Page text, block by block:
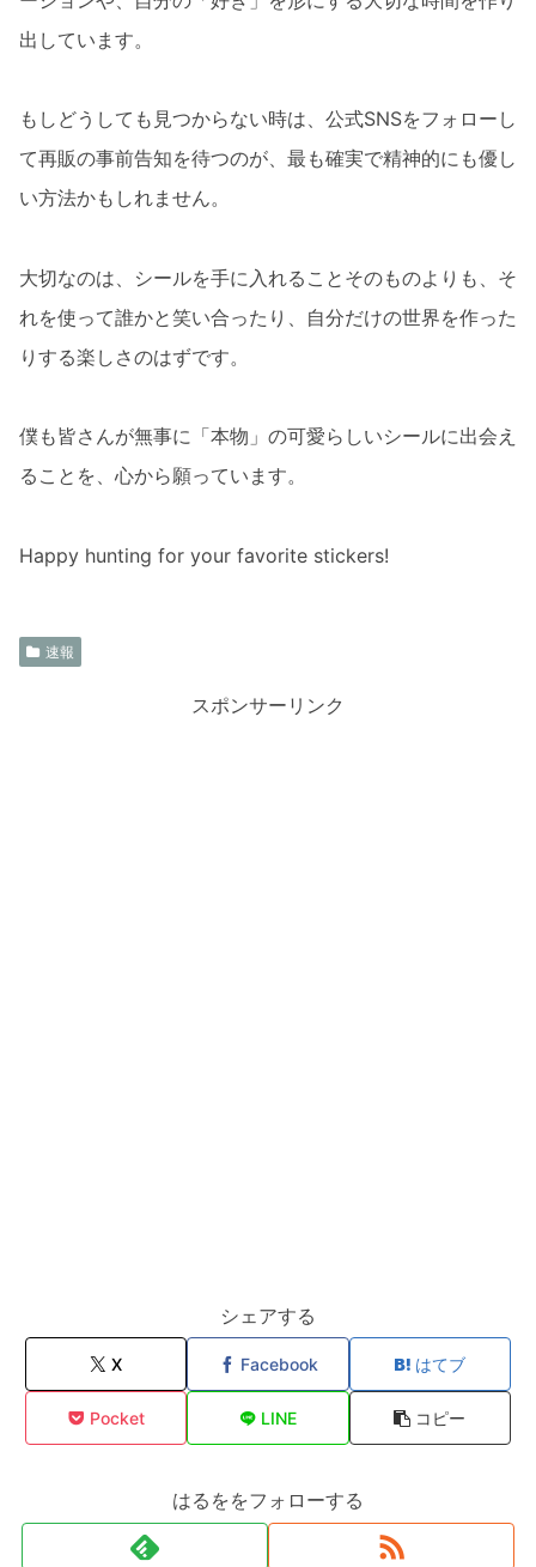
出しています。
もしどうしても見つからない時は、公式SNSをフォローし
て再販の事前告知を待つのが、最も確実で精神的にも優し
い方法かもしれません。
大切なのは、シールを手に入れることそのものよりも、そ
れを使って誰かと笑い合ったり、自分だけの世界を作った
りする楽しさのはずです。
僕も皆さんが無事に「本物」の可愛らしいシールに出会え
ることを、心から願っています。
Happy hunting for your favorite stickers!
速報
スポンサーリンク
シェアする
X Facebook はてブ
Pocket LINE コピー
はるををフォローする